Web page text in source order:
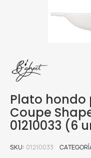
Plato hondo
Coupe
01210033 (6
SKU 01210033